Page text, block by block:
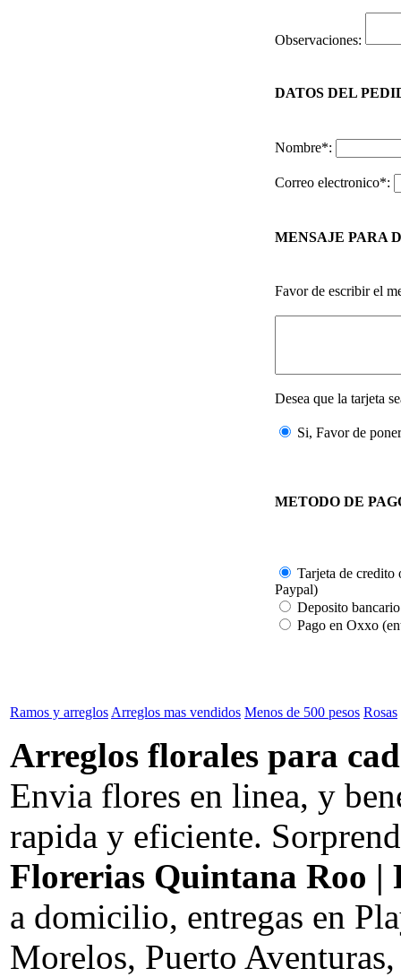
Observaciones:
DATOS DEL
Nombre*:
Correo electronico*:
MENSAJE PARA
Favor de escribir el
Desea que la tarjeta
Si, Favor de
METODO DE
Tarjeta de credito
Paypal)
Deposito
Pago en Oxxo
Ramos y arreglos Arreglos mas vendidos Menos de 500 pesos Rosas
Arreglos florales para
Envia flores en linea, y
rapida y eficiente.
Florerias Quintana Roo |
a domicilio, entregas en
Morelos, Puerto